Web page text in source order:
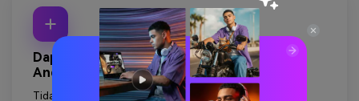
Dapatkan ide pakaian dari stylist ai pribadi
Anda
Tidak yakin harus memakai apa? Mu.
Stylist ai